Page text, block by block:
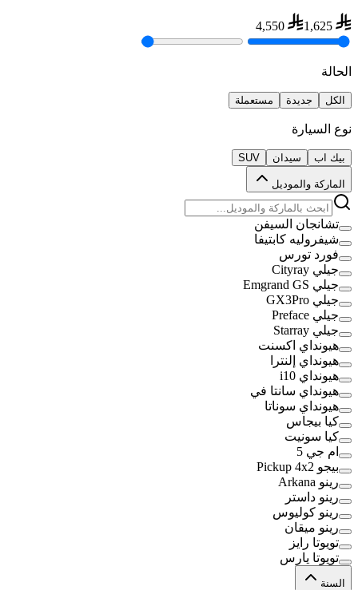
1,625
4,550
الحالة
الكل جديدة مستعملة
نوع السيارة
بيك اب سيدان SUV
الماركة والموديل
تشانجان السيفن
شيفروليه كابتيفا
فورد تورس
جيلي Cityray
جيلي Emgrand GS
جيلي GX3Pro
جيلي Preface
جيلي Starray
هيونداي اكسنت
هيونداي إلنترا
هيونداي i10
هيونداي سانتا في
هيونداي سوناتا
كيا بيجاس
كيا سونيت
ام جي 5
بيجو Pickup 4x2
رينو Arkana
رينو داستر
رينو كوليوس
رينو ميقان
تويوتا رايز
تويوتا يارس
السنة